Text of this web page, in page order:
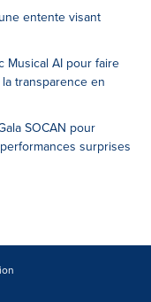
entente visant
Musical AI pour faire
transparence en
SOCAN pour
surprises